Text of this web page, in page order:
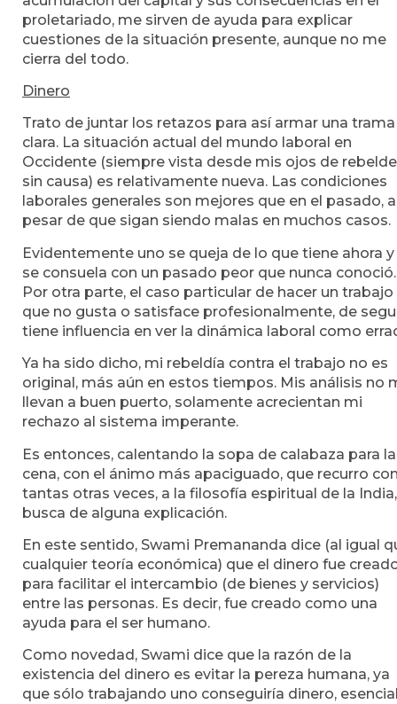
proletariado, me sirven de ayuda para explicar
cuestiones de la situación presente, aunque no me
cierra del todo.
Dinero
Trato de juntar los retazos para así armar una trama
clara. La situación actual del mundo laboral en
Occidente (siempre vista desde mis ojos de rebelde
sin causa) es relativamente nueva. Las condiciones
laborales generales son mejores que en el pasado, a
pesar de que sigan siendo malas en muchos casos.
Evidentemente uno se queja de lo que tiene ahora
se consuela con un pasado peor que nunca conoció.
Por otra parte, el caso particular de hacer un trabajo
que no gusta o satisface profesionalmente, de
tiene influencia en ver la dinámica laboral como
Ya ha sido dicho, mi rebeldía contra el trabajo no es
original, más aún en estos tiempos. Mis análisis no
llevan a buen puerto, solamente acrecientan mi
rechazo al sistema imperante.
Es entonces, calentando la sopa de calabaza para la
cena, con el ánimo más apaciguado, que recurro
tantas otras veces, a la filosofía espiritual de la
busca de alguna explicación.
En este sentido, Swami Premananda dice (al igual
cualquier teoría económica) que el dinero fue
para facilitar el intercambio (de bienes y servicios)
entre las personas. Es decir, fue creado como una
ayuda para el ser humano.
Como novedad, Swami dice que la razón de la
existencia del dinero es evitar la pereza humana, ya
que sólo trabajando uno conseguiría dinero,